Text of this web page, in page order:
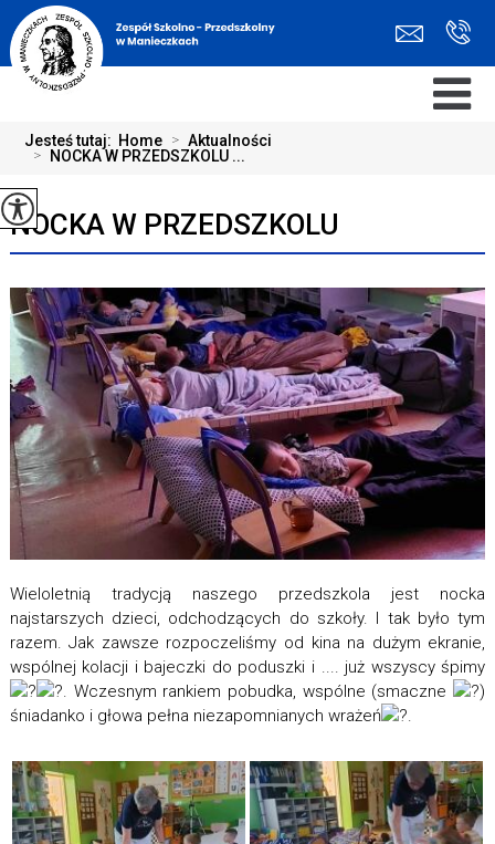
Jesteś tutaj: Home > Aktualności
> NOCKA W PRZEDSZKOLU ...
NOCKA W PRZEDSZKOLU
Wieloletnią tradycją naszego przedszkola jest nocka
najstarszych dzieci, odchodzących do szkoły. I tak było tym
razem. Jak zawsze rozpoczeliśmy od kina na dużym ekranie,
wspólnej kolacji i bajeczki do poduszki i .... już wszyscy śpimy
. Wczesnym rankiem pobudka, wspólne (smaczne
)
śniadanko i głowa pełna niezapomnianych wrażeń
.